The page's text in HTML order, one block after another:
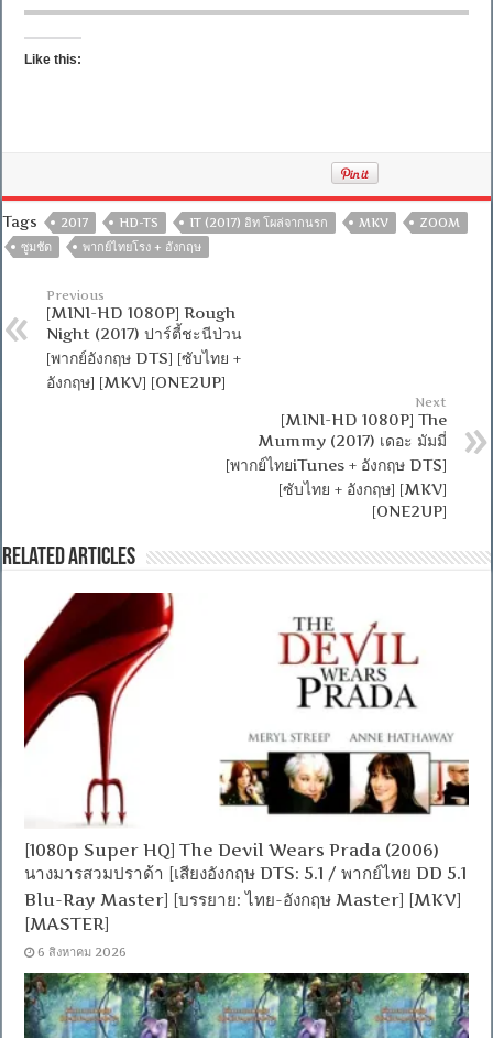
Like this:
Tags 2017 HD-TS IT (2017) อิท โผล่จากนรก MKV
ZOOM
ซูมชัด
พากย์ไทยโรง + อังกฤษ
Previous
[MINI-HD 1080P] Rough
Night (2017) ปาร์ตี้ชะนีป่วน
[พากย์อังกฤษ DTS] [ซับไทย +
อังกฤษ] [MKV] [ONE2UP]
Next
[MINI-HD 1080P] The
Mummy (2017) เดอะ มัมมี่
[พากย์ไทยiTunes + อังกฤษ DTS]
[ซับไทย + อังกฤษ] [MKV]
[ONE2UP]
Related Articles
[1080p Super HQ] The Devil Wears Prada (2006)
นางมารสวมปราด้า [เสียงอังกฤษ DTS: 5.1 / พากย์ไทย DD 5.1
Blu-Ray Master] [บรรยาย: ไทย-อังกฤษ Master] [MKV]
[MASTER]
6 สิงหาคม 2026